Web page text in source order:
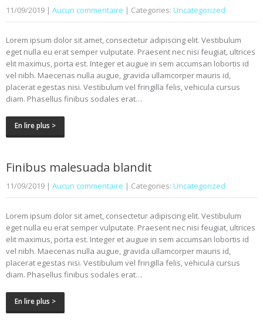
11/09/2019 | Aucun commentaire | Categories: Uncategorized
Lorem ipsum dolor sit amet, consectetur adipiscing elit. Vestibulum
eget nulla eu erat semper vulputate. Praesent nec nisi feugiat, ultrices
elit maximus, porta est. Integer et augue in sem accumsan lobortis id
vel nibh. Maecenas nulla augue, gravida ullamcorper mauris id,
placerat egestas nisi. Vestibulum vel fringilla felis, vehicula cursus
diam. Phasellus finibus sodales erat…
En lire plus >
Finibus malesuada blandit
11/09/2019 | Aucun commentaire | Categories: Uncategorized
Lorem ipsum dolor sit amet, consectetur adipiscing elit. Vestibulum
eget nulla eu erat semper vulputate. Praesent nec nisi feugiat, ultrices
elit maximus, porta est. Integer et augue in sem accumsan lobortis id
vel nibh. Maecenas nulla augue, gravida ullamcorper mauris id,
placerat egestas nisi. Vestibulum vel fringilla felis, vehicula cursus
diam. Phasellus finibus sodales erat…
En lire plus >